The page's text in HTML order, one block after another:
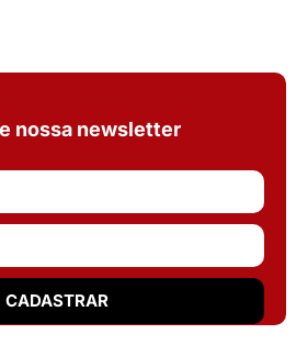
nossa newsletter